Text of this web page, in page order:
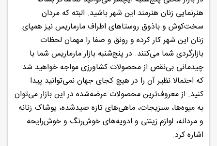
هنرنمایی زنان هنرمند این شهر باشید. البته که مردان
سخت‌کوش و باذوق روستاهای اطراف مارماریس نیز همپای
زنان این شهر کار کرده و رونق و صفا را مهمان لحظات
بازارگردی شما می‌کنند. در پنج‌شنبه بازار مارماریس شما با
چیدمانی بی‌نقص از محصولات کشاورزی مواجه خواهید شد
که احتمالا نظیر آن را در هیچ کجای جهان نمی‌توانید پیدا
کنید. از معروف‌ترین محصولات عرضه‌شده در این بازار می‌توان
به میوه‌ها، سبزیجات، ماهی‌های تازه صیدشده، پوشاک زنانه
و مردانه، لوازم زینتی و ادویه‌های خوش‌رنگ و خوش‌رایحه
اشاره کرد.